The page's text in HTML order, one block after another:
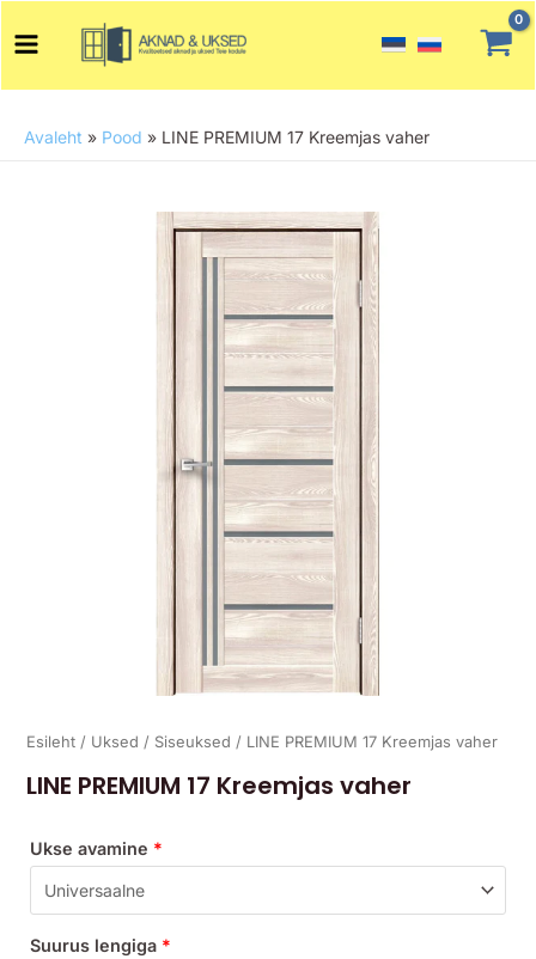
Menu
Avaleht » Pood » LINE PREMIUM 17 Kreemjas vaher
Esileht/ Uksed / Siseuksed / LINE PREMIUM 17 Kreemjas vaher
LINE PREMIUM 17 Kreemjas vaher
Ukse avamine *
Suurus lengiga *